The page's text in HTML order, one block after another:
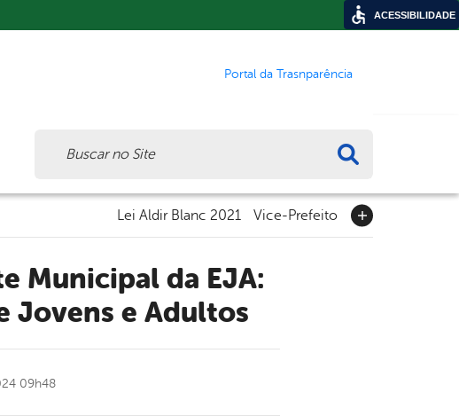
Portal da Trasnparência
Lei Aldir Blanc 2021 Vice-Prefeito
Jovens e Adultos
09h48
ACESSIBILIDADE